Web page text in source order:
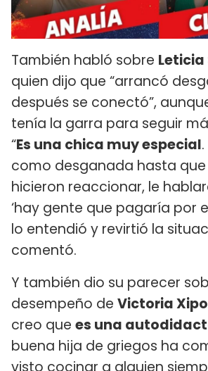
También habló sobre
quien dijo que “arrancó
después se conectó”,
tenía la garra para seguir
“Es una chica muy especial
como desganada hasta
hicieron reaccionar, le
‘hay gente que pagaría por
lo entendió y revirtió la
comentó.
Y también dio su parecer
desempeño de Victoria
creo que es una
buena hija de griegos ha
visto cocinar a alguien